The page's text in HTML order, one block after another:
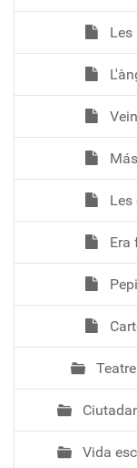
Les
Les
Era
Teatre
Vida